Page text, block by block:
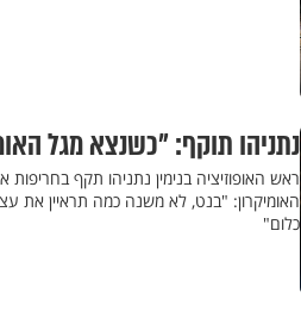
נתניהו תוקף: "כשנצא מגל
ראש האופוזיציה בנימין נתניהו תקף
האומיקרון: "בנט, לא משנה כמה תראיין את
כלום"